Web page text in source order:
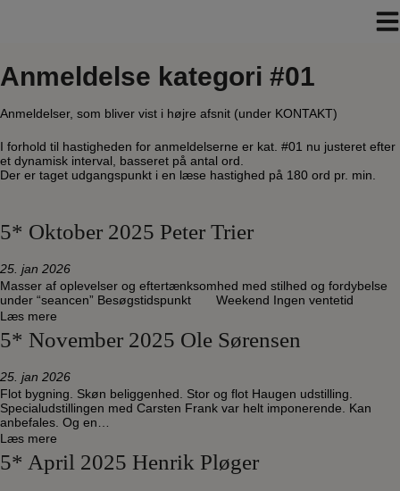
Anmeldelse kategori #01
Anmeldelser, som bliver vist i højre afsnit (under KONTAKT)
I forhold til hastigheden for anmeldelserne er kat. #01 nu justeret efter
et dynamisk interval, basseret på antal ord.
Der er taget udgangspunkt i en læse hastighed på 180 ord pr. min.
5* Oktober 2025 Peter Trier
25. jan 2026
Masser af oplevelser og eftertænksomhed med stilhed og fordybelse
under “seancen” Besøgstidspunkt Weekend Ingen ventetid
Læs mere
5* November 2025 Ole Sørensen
25. jan 2026
Flot bygning. Skøn beliggenhed. Stor og flot Haugen udstilling.
Specialudstillingen med Carsten Frank var helt imponerende. Kan
anbefales. Og en…
Læs mere
5* April 2025 Henrik Pløger